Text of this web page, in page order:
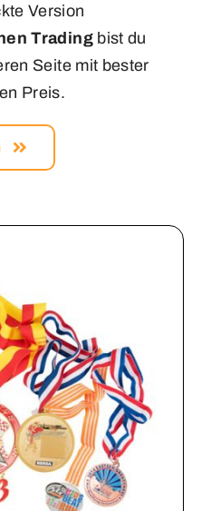
Version
Tradingbist du
Seite mit bester
Preis.